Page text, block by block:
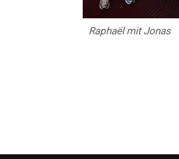
Raphaël mit Jonas